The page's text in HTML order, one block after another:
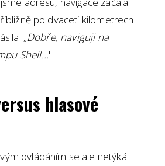
po dvaceti kilometrech
„Dobře, naviguji na
Shell…"
hlasové
ovládáním se ale netýká